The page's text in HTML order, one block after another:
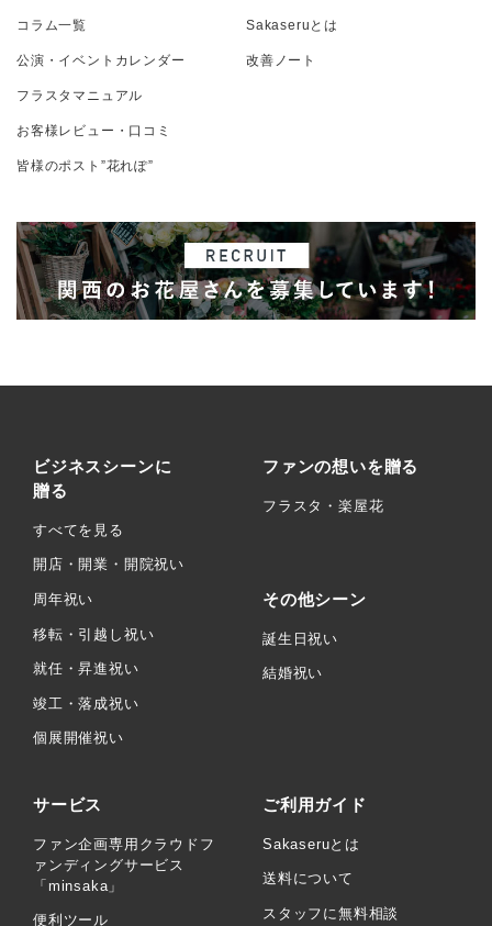
コラム一覧
公演・イベントカレンダー
フラスタマニュアル
お客様レビュー・口コミ
皆様のポスト”花れぽ”
Sakaseruとは
改善ノート
ビジネスシーンに
贈る
すべてを見る
開店・開業・開院祝い
周年祝い
移転・引越し祝い
就任・昇進祝い
竣工・落成祝い
個展開催祝い
ファンの想いを贈る
フラスタ・楽屋花
その他シーン
誕生日祝い
結婚祝い
サービス
ファン企画専用クラウドフ
ァンディングサービス
「minsaka」
便利ツール
ご利用ガイド
Sakaseruとは
送料について
スタッフに無料相談